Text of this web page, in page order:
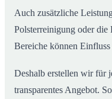
Auch zusätzliche
Polsterreinigung oder die
Bereiche können
Deshalb erstellen wir für
transparentes Angebot.